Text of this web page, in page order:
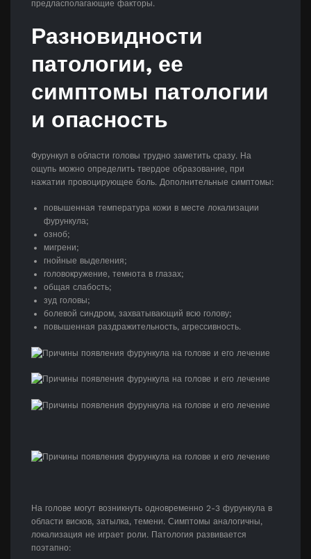
предласполагающие факторы.
Разновидности
патологии, ее
симптомы патологии
и опасность
Фурункул в области головы трудно заметить сразу. На
ощупь можно определить твердое образование, при
нажатии провоцирующее боль. Дополнительные симптомы:
повышенная температура кожи в месте локализации
фурункула;
озноб;
мигрени;
гнойные выделения;
головокружение, темнота в глазах;
общая слабость;
зуд головы;
болевой синдром, захватывающий всю голову;
повышенная раздражительность, агрессивность.
На голове могут возникнуть одновременно 2-3 фурункула в
области висков, затылка, темени. Симптомы аналогичны,
локализация не играет роли. Патология развивается
поэтапно: